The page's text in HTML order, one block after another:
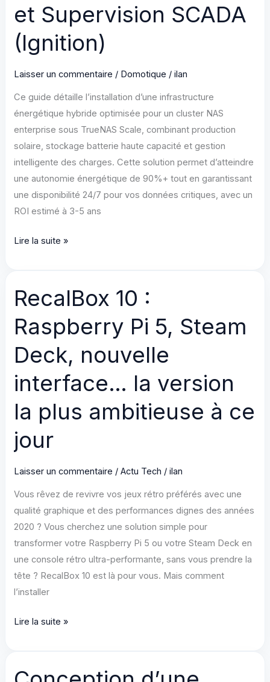
Résilience
Industrielle
et Supervision SCADA
(Ignition)
Laisser un commentaire / Domotique /ilan
Ce guide détaille l’installation d’une infrastructure
énergétique hybride optimisée pour un cluster NAS
enterprise sous TrueNAS Scale, combinant production
solaire, stockage batterie haute capacité et gestion
intelligente des charges. Cette solution permet d’atteindre
une autonomie énergétique de 90%+ tout en garantissant
une disponibilité 24/7 pour vos données critiques, avec un
ROI estimé à 3-5 ans
Conception
Énergétique
Hybride
Haute
Performance
pour
Cluster
NAS
Enterprise
(TrueNAS
Scale)
:
Victron
Quattro
+
Huawei
SUN2000
+
Pylontech
Lire la suite »
RecalBox 10 :
Raspberry Pi 5, Steam
Deck, nouvelle
interface… la version
la plus ambitieuse à ce
jour
Laisser un commentaire /Actu Tech /ilan
Vous rêvez de revivre vos jeux rétro préférés avec une
qualité graphique et des performances dignes des années
2020 ? Vous cherchez une solution simple pour
transformer votre Raspberry Pi 5 ou votre Steam Deck en
une console rétro ultra-performante, sans vous prendre la
tête ? RecalBox 10 est là pour vous. Mais comment
l’installer
RecalBox
Raspberry
Lire la suite »